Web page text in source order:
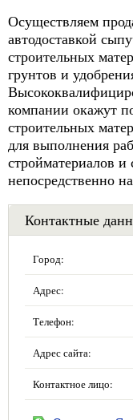
Осуществляем
автодоставкой
строительных
грунтов и
компании окажут
строительных
для выполнения
стройматериалов и
непосредственно
Контактные
Город:
Адрес:
Телефон:
Адрес сайта:
Контактное лицо: